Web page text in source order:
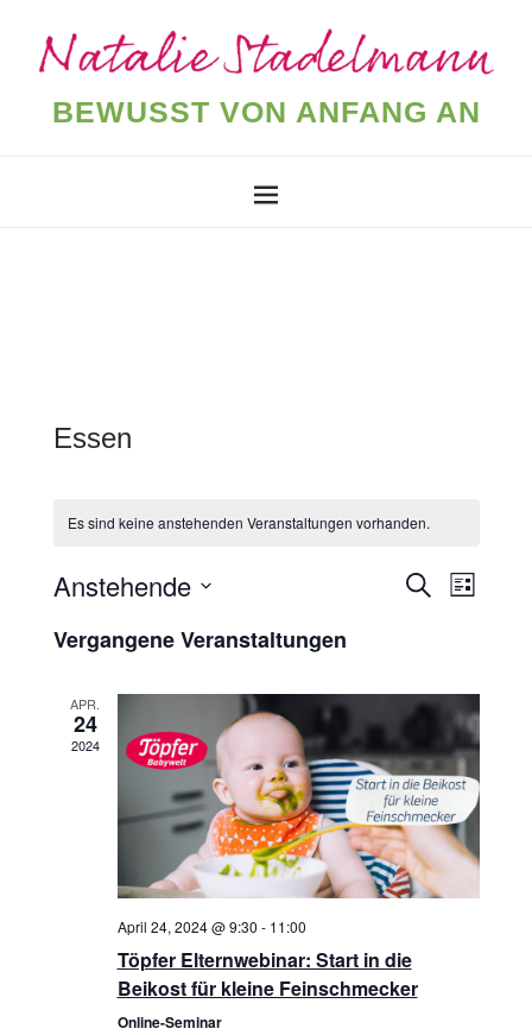
BEWUSST VON ANFANG AN
Essen
Es sind keine anstehenden Veranstaltungen vorhanden.
Ansichten,
Navigation
Suche
Liste
Anstehende
wählen.
Vergangene Veranstaltungen
APR.
24
2024
April 24, 2024 @ 9:30 - 11:00
Töpfer Elternwebinar: Start in die
Beikost für kleine Feinschmecker
Online-Seminar